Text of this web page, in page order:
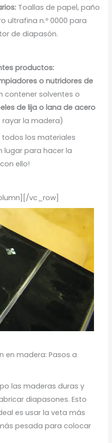
Toallas de papel, paño
ultrafina n.º 0000 para
de diapasón.
productos:
o nutridores de
contener solventes o
de lija o lana de acero
rayar la madera)
todos los materiales
lugar para hacer la
ello!
vc_row]
en madera: Pasos a
las maderas duras y
diapasones. Esto
es usar la veta más
pesada para colocar